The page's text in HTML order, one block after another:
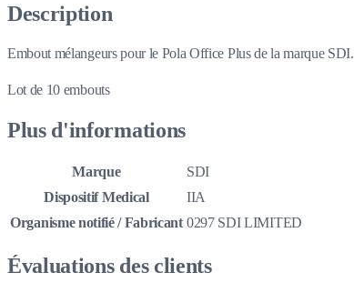
Description
Embout mélangeurs pour le Pola Office Plus de la marque SDI.
Lot de 10 embouts
Plus d'informations
Marque
SDI
Dispositif Medical
IIA
Organisme notifié / Fabricant 0297 SDI LIMITED
Évaluations des clients